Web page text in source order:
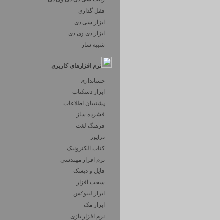
قفل گذاری
ابزار سی دی
ابزار دی وی دی
شبیه ساز
نرم افزارهای کاربری
حسابداری
ابزار دسکتاپ
پشتیبان اطلاعات
فشرده ساز
فرهنگ لغت
درایور
کتاب الکترونیک
نرم افزار مهندسی
فایل و دیسک
سخت افزار
ابزار لینوکس
ابزار مک
نرم افزار بازی